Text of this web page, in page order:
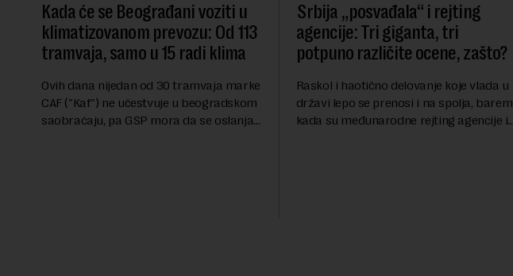
Kada će se Beograđani voziti u
klimatizovanom prevozu: Od 113
tramvaja, samo u 15 radi klima
Ovih dana nijedan od 30 tramvaja marke
CAF ("Kaf") ne učestvuje u beogradskom
saobraćaju, pa GSP mora da se oslanja
Srbija „posvađala“ i rejting
agencije: Tri giganta, tri
potpuno različite ocene, zašto?
Raskol i haotično delovanje koje vlada u
državi lepo se prenosi i na spolja, barem
kada su međunarodne rejting agencije i